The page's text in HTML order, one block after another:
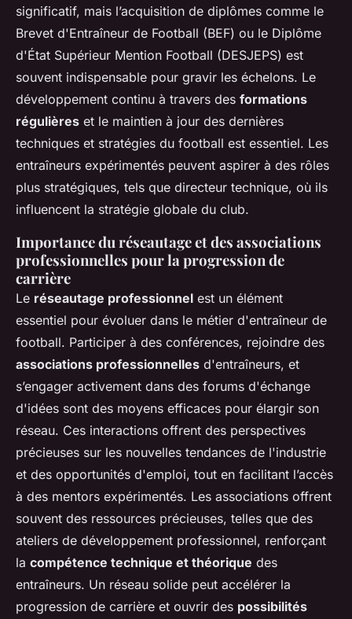
significatif, mais l’acquisition de diplômes comme le
Brevet d'Entraîneur de Football (BEF) ou le Diplôme
d'État Supérieur Mention Football (DESJEPS) est
souvent indispensable pour gravir les échelons. Le
développement continu à travers des formations
régulières et le maintien à jour des dernières
techniques et stratégies du football est essentiel. Les
entraîneurs expérimentés peuvent aspirer à des rôles
plus stratégiques, tels que directeur technique, où ils
influencent la stratégie globale du club.
Importance du réseautage et des associations
professionnelles pour la progression de
carrière
Le réseautage professionnel est un élément
essentiel pour évoluer dans le métier d'entraîneur de
football. Participer à des conférences, rejoindre des
associations professionnelles d'entraîneurs, et
s’engager activement dans des forums d'échange
d'idées sont des moyens efficaces pour élargir son
réseau. Ces interactions offrent des perspectives
précieuses sur les nouvelles tendances de l'industrie
et des opportunités d'emploi, tout en facilitant l’accès
à des mentors expérimentés. Les associations offrent
souvent des ressources précieuses, telles que des
ateliers de développement professionnel, renforçant
la compétence technique et théorique des
entraîneurs. Un réseau solide peut accélérer la
progression de carrière et ouvrir des possibilités